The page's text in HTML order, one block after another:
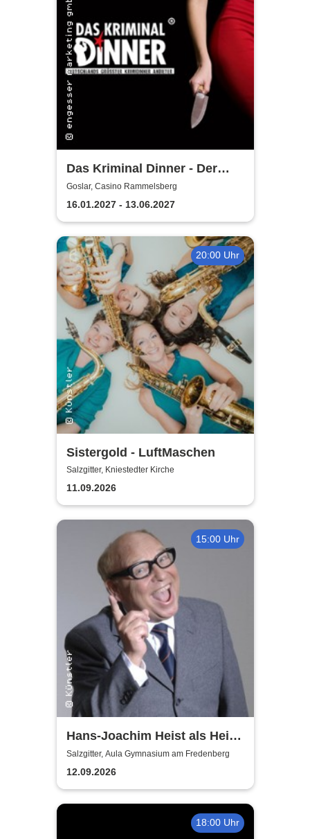
Das Kriminal Dinner - Der
Polterabendkiller
Goslar, Casino Rammelsberg
16.01.2027 - 13.06.2027
20:00 Uhr
Sistergold - LuftMaschen
Salzgitter, Kniestedter Kirche
11.09.2026
15:00 Uhr
Hans-Joachim Heist als Heinz
Erhard - Noch'n Gedicht
Salzgitter, Aula Gymnasium am Fredenberg
12.09.2026
18:00 Uhr